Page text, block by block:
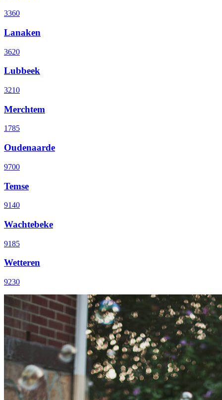
3360
Lanaken
3620
Lubbeek
3210
Merchtem
1785
Oudenaarde
9700
Temse
9140
Wachtebeke
9185
Wetteren
9230